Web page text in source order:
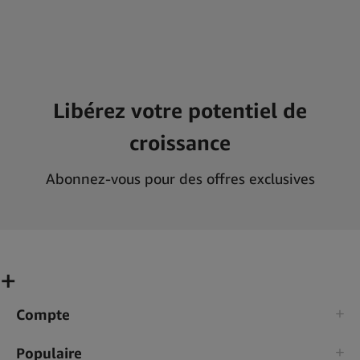
Libérez votre potentiel de
croissance
Abonnez-vous pour des offres exclusives
Compte
Populaire